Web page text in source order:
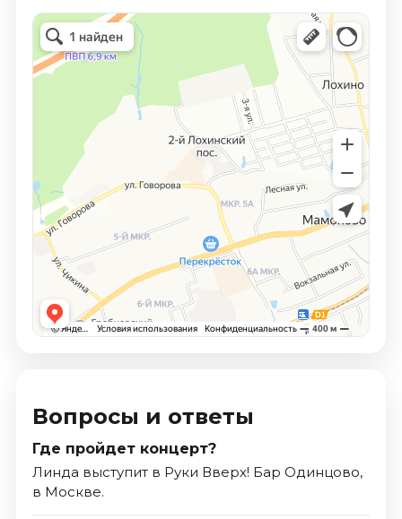
Вопросы и ответы
Где пройдет концерт?
Линда выступит в Руки Вверх! Бар Одинцово,
в Москве.